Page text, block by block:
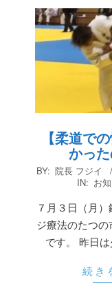
【柔道で
かっ
2017-
BY: 院長 フジイ
IN: お
７月３日（月
ジ療法のたつ
です。 昨日
続き